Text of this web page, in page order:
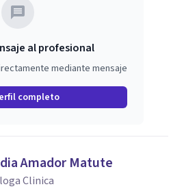
al profesional
mediante mensaje
completo
Amador Matute
Clinica